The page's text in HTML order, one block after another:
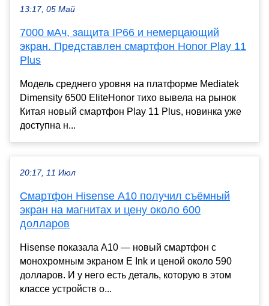
13:17, 05 Май
7000 мАч, защита IP66 и немерцающий
экран. Представлен смартфон Honor Play 11
Plus
Модель среднего уровня на платформе Mediatek
Dimensity 6500 EliteHonor тихо вывела на рынок
Китая новый смартфон Play 11 Plus, новинка уже
доступна н...
20:17, 11 Июл
Смартфон Hisense A10 получил съёмный
экран на магнитах и цену около 600
долларов
Hisense показала A10 — новый смартфон с
монохромным экраном E Ink и ценой около 590
долларов. И у него есть деталь, которую в этом
классе устройств о...